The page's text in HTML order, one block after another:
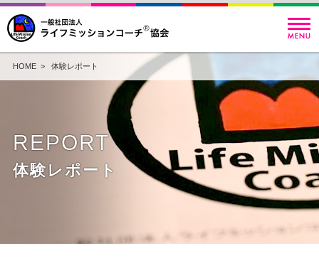
HOME> 体験レポート
REPORT
体験レポート